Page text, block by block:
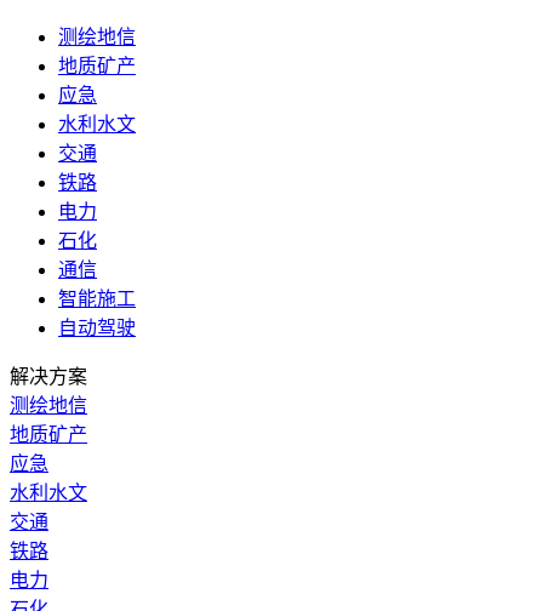
测绘地信
地质矿产
应急
水利水文
交通
铁路
电力
石化
通信
智能施工
自动驾驶
解决方案
测绘地信
地质矿产
应急
水利水文
交通
铁路
电力